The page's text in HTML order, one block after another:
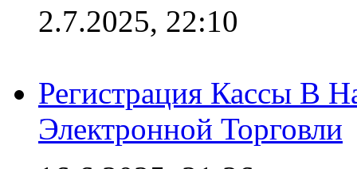
2.7.2025, 22:10
Регистрация Кассы В
Электронной Торговли